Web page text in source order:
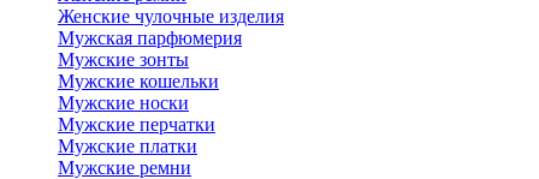
Женские чулочные изделия
Мужская парфюмерия
Мужские зонты
Мужские кошельки
Мужские носки
Мужские перчатки
Мужские платки
Мужские ремни